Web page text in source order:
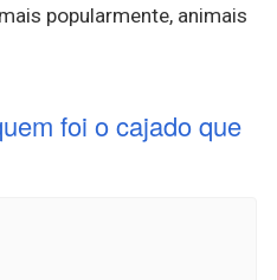
popularmente, animais
foi o cajado que